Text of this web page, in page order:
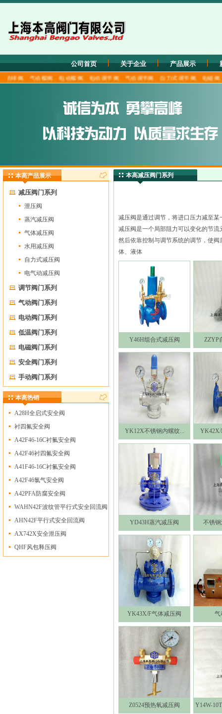
公司首页 关于企业 产品展示
气动蝶阀、电动蝶阀、电动调节阀、气动调节阀、自力式调节阀、电磁阀、低
本高产品展示
减压阀门系列
泄压阀
蒸汽减压阀
气体减压阀
水用减压阀
自力式减压阀
电气动减压阀
调节阀门系列
气动阀门系列
电动阀门系列
低温阀门系列
电磁阀门系列
安全阀门系列
手动阀门系列
本高热销
A28H全启式安全阀
衬四氟安全阀
A42F46-16C衬氟安全阀
A42F46衬四氟安全阀
A41F46-16C衬氟安全阀
A42F46氯气安全阀
A42PFA防腐安全阀
WAHN42F波纹管平行式安全回流阀
AHN42F平行式安全回流阀
AX742X安全泄压阀
QHF风包释压阀
本高减压阀门系列
减压阀是通过调节，将进口压力减至
减压阀是一个局部阻力可以变化的节
然后依靠控制与调节系统的调节，使
体、液体
Y46H组合式减压阀 ZZYP
YK12X不锈钢内螺纹... YK42X/
YD43H蒸汽减压阀 不锈
YK43X/F气体减压阀 气
Z0524预热氧减压阀 Y14W-